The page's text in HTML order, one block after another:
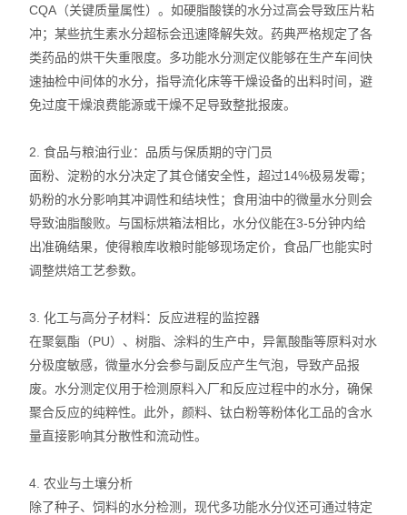
CQA（关键质量属性）。如硬脂酸镁的水分过高会导致压片粘
冲；某些抗生素水分超标会迅速降解失效。药典严格规定了各
类药品的烘干失重限度。多功能水分测定仪能够在生产车间快
速抽检中间体的水分，指导流化床等干燥设备的出料时间，避
免过度干燥浪费能源或干燥不足导致整批报废。
2. 食品与粮油行业：品质与保质期的守门员
面粉、淀粉的水分决定了其仓储安全性，超过14%极易发霉；
奶粉的水分影响其冲调性和结块性；食用油中的微量水分则会
导致油脂酸败。与国标烘箱法相比，水分仪能在3-5分钟内给
出准确结果，使得粮库收粮时能够现场定价，食品厂也能实时
调整烘焙工艺参数。
3. 化工与高分子材料：反应进程的监控器
在聚氨酯（PU）、树脂、涂料的生产中，异氰酸酯等原料对水
分极度敏感，微量水分会参与副反应产生气泡，导致产品报
废。水分测定仪用于检测原料入厂和反应过程中的水分，确保
聚合反应的纯粹性。此外，颜料、钛白粉等粉体化工品的含水
量直接影响其分散性和流动性。
4. 农业与土壤分析
除了种子、饲料的水分检测，现代多功能水分仪还可通过特定